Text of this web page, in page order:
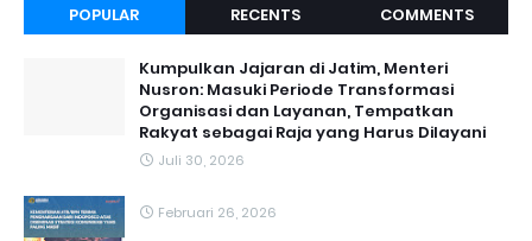
POPULAR RECENTS COMMENTS
Kumpulkan Jajaran di Jatim, Menteri
Nusron: Masuki Periode Transformasi
Organisasi dan Layanan, Tempatkan
Rakyat sebagai Raja yang Harus Dilayani
Juli 30, 2026
Februari 26, 2026